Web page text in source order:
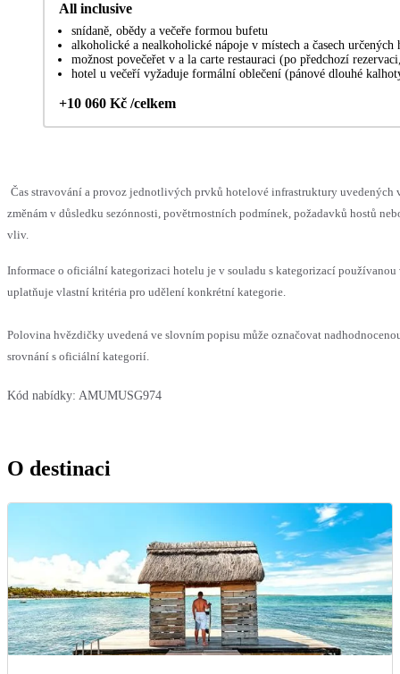
All inclusive
snídaně, obědy a večeře formou bufetu
alkoholické a nealkoholické nápoje v místech a časech určených
možnost povečeřet v a la carte restauraci (po předchozí
hotel u večeří vyžaduje formální oblečení (pánové dlouhé
+10 060 Kč /celkem
Čas stravování a provoz jednotlivých prvků hotelové infrastruktury uvedených
změnám v důsledku sezónnosti, povětrnostních podmínek, požadavků hostů
vliv.
Informace o oficiální kategorizaci hotelu je v souladu s kategorizací používanou
uplatňuje vlastní kritéria pro udělení konkrétní kategorie.
Polovina hvězdičky uvedená ve slovním popisu může označovat
srovnání s oficiální kategorií.
Kód nabídky: AMUMUSG974
O destinaci